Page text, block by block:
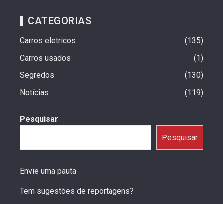
CATEGORIAS
Carros eletricos
135
Carros usados
1
Segredos
130
Notícias
119
Pesquisar
Pesquisar
Envie uma pauta
Tem sugestões de reportagens?